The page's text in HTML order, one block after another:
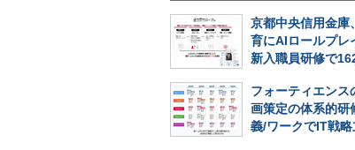
京都中央信用金庫
育にAIロールプレ
新入職員研修で
フォーティエンス
画策定の体系的研
義/ワークでIT戦